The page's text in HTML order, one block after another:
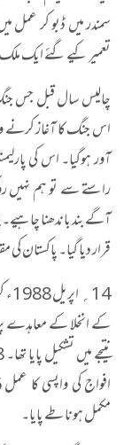
سمندر میں ڈبو کر عمل
تعمیر کیے گئے ایک ملک
چالیس سال قبل جس
اس جنگ کا آغاز کرنے
آور ہوگیا۔ اس کی
راستے سے تو ہم نہیں
آگے بند باندھنا
قرار دیا گیا۔ پاکستان
14
؍
کے انخلا کے معاہدے
مکمل ہونا طے پایا۔